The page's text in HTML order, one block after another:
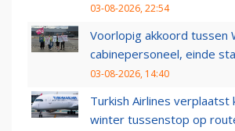
03-08-2026, 22:54
Voorlopig akkoord tussen
cabinepersoneel, einde
03-08-2026, 14:40
Turkish Airlines verplaatst
winter tussenstop op